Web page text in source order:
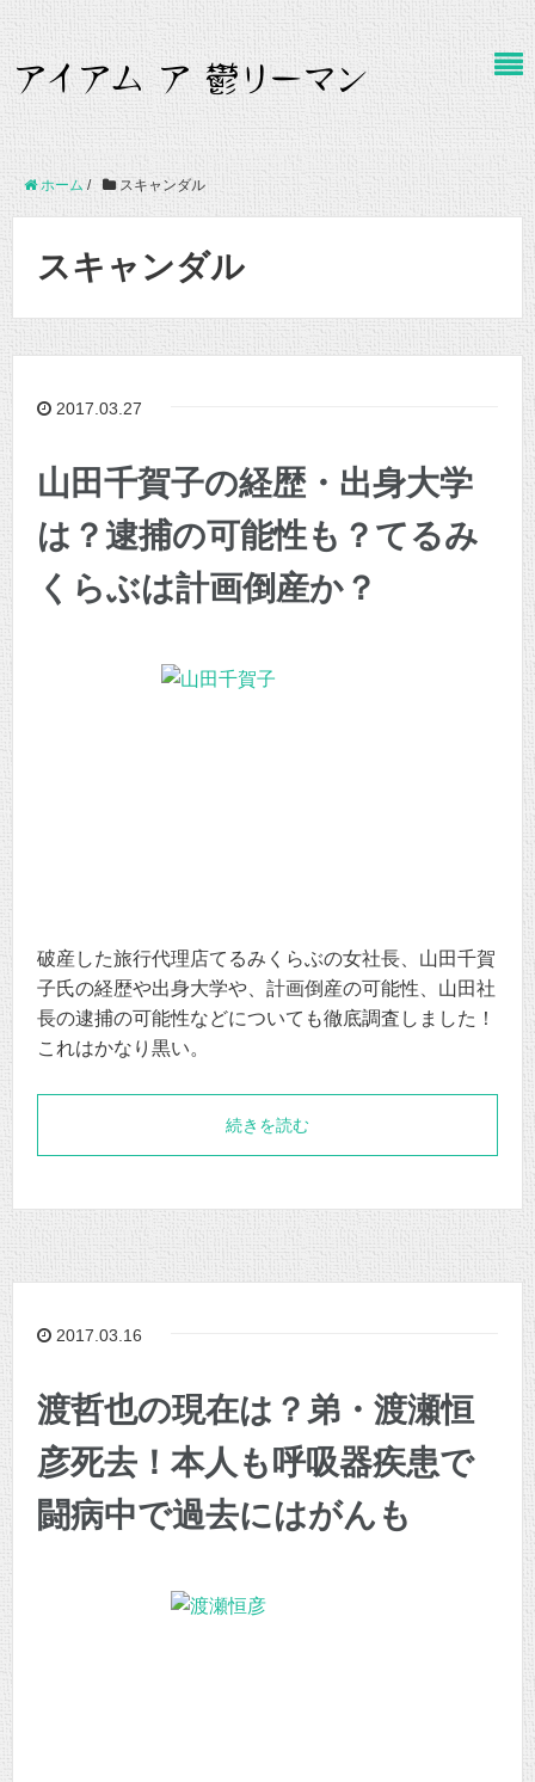
ホーム / スキャンダル
スキャンダル
2017.03.27
山田千賀子の経歴・出身大学
は？逮捕の可能性も？てるみ
くらぶは計画倒産か？
破産した旅行代理店てるみくらぶの女社長、山田千賀
子氏の経歴や出身大学や、計画倒産の可能性、山田社
長の逮捕の可能性などについても徹底調査しました！
これはかなり黒い。
続きを読む
2017.03.16
渡哲也の現在は？弟・渡瀬恒
彦死去！本人も呼吸器疾患で
闘病中で過去にはがんも